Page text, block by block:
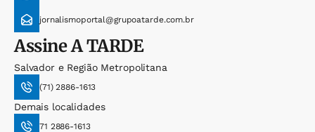
jornalismoportal@grupoatarde.com.br
AssineA TARDE
Salvador e Região Metropolitana
(71) 2886-1613
Demais localidades
71 2886-1613